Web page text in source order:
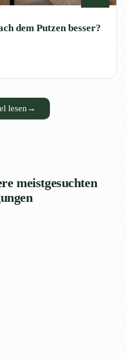
dem Putzen besser?
lesen →
meistgesuchten